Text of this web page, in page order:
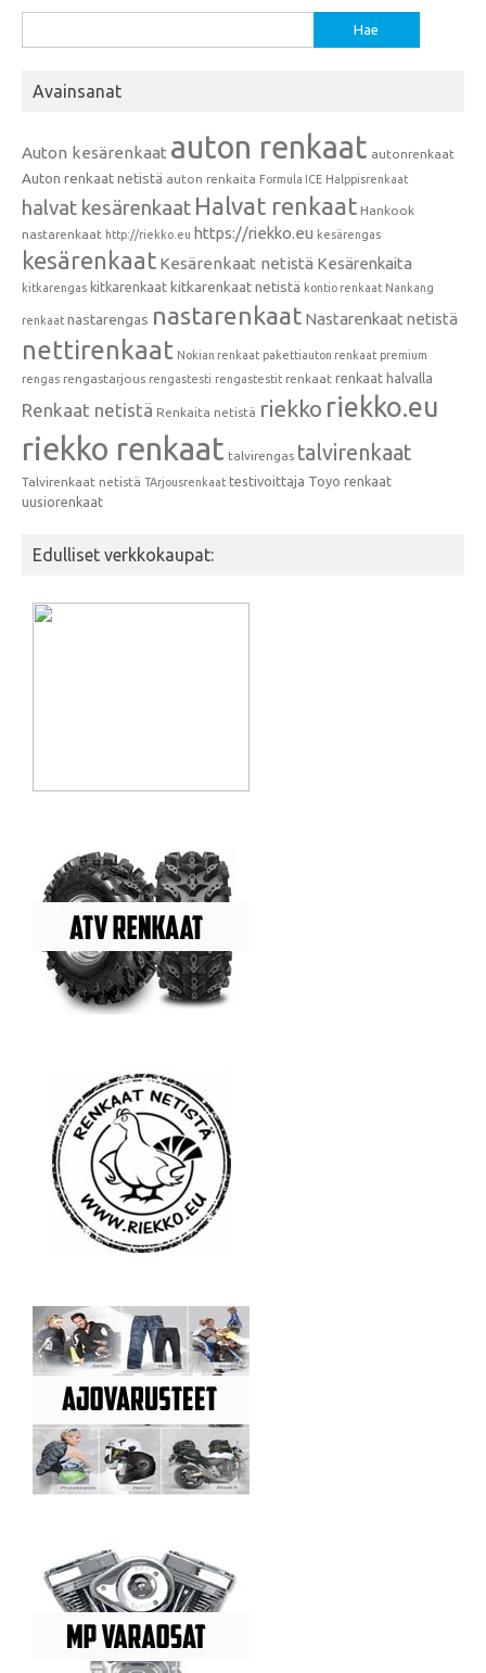
Avainsanat
Auton kesärenkaat auton renkaat autonrenkaat
Auton renkaat netistä auton renkaita Formula ICE Halppisrenkaat
halvat kesärenkaat Halvat renkaat Hankook
nastarenkaat http://riekko.eu https://riekko.eu kesärengas
kesärenkaat Kesärenkaat netistä Kesärenkaita
kitkarengas kitkarenkaat kitkarenkaat netistä kontio renkaat Nankang
renkaat nastarengas nastarenkaat Nastarenkaat netistä
nettirenkaat Nokian renkaat pakettiauton renkaat premium
rengas rengastarjous rengastesti rengastestit renkaat renkaat halvalla
Renkaat netistä Renkaita netistä riekko riekko.eu
riekko renkaat talvirengas talvirenkaat
Talvirenkaat netistä TArjousrenkaat testivoittaja Toyo renkaat
uusiorenkaat
Edulliset verkkokaupat: